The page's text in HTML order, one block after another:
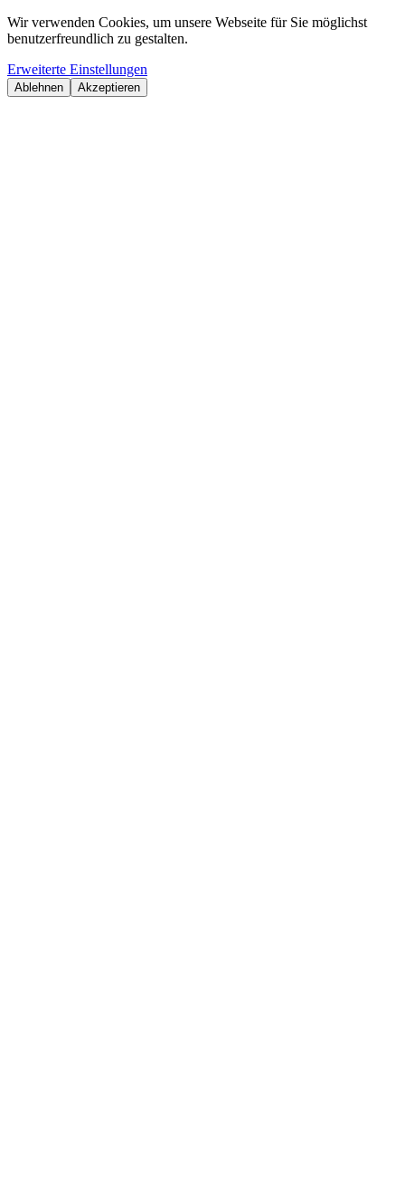
Wir verwenden Cookies, um unsere Webseite für Sie möglichst
benutzerfreundlich zu gestalten.
Erweiterte Einstellungen
Ablehnen Akzeptieren